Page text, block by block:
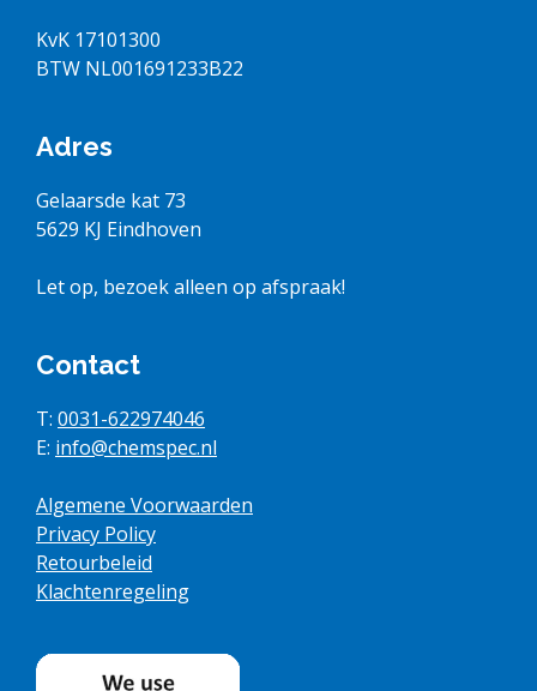
KvK 17101300
BTW NL001691233B22
Adres
Gelaarsde kat 73
5629 KJ Eindhoven
Let op, bezoek alleen op afspraak!
Contact
T: 0031-622974046
E: info@chemspec.nl
Algemene Voorwaarden
Privacy Policy
Retourbeleid
Klachtenregeling